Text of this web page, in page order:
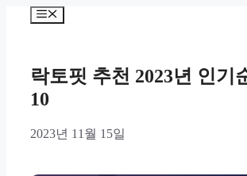
Menu
락토핏 추천 2023년 인기
10
2023년 11월 15일